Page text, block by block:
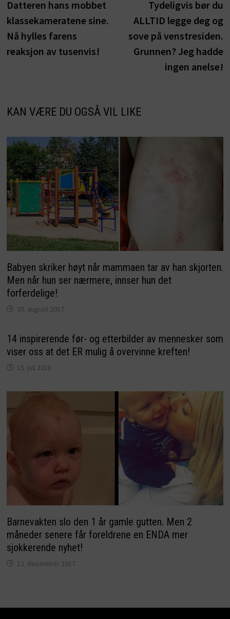
innlegg:
Datteren hans mobbet
klassekameratene sine.
Nå hylles farens
reaksjon av tusenvis!
Tydeligvis bør du
ALLTID legge deg og
sove på venstresiden.
Grunnen? Jeg hadde
ingen anelse!
KAN VÆRE DU OGSÅ VIL LIKE
Babyen skriker høyt når mammaen tar av han skjorten.
Men når hun ser nærmere, innser hun det
forferdelige!
30. august 2017
14 inspirerende før- og etterbilder av mennesker som
viser oss at det ER mulig å overvinne kreften!
15. juli 2018
Barnevakten slo den 1 år gamle gutten. Men 2
måneder senere får foreldrene en ENDA mer
sjokkerende nyhet!
12. desember 2017